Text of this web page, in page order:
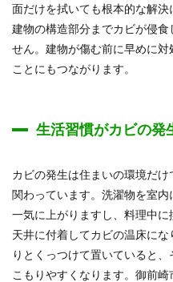
面だけを拭いても根本的な解
建物の構造部分までカビが侵
せん。建物が傷む前に早めに
ことにもつながります。
生活習慣がカビの発
カビの発生は住まいの環境だ
関わっています。洗濯物を室
一気に上がりますし、料理中
天井に付着してカビの温床に
りとくっつけて置いていると
こもりやすくなります。御前崎